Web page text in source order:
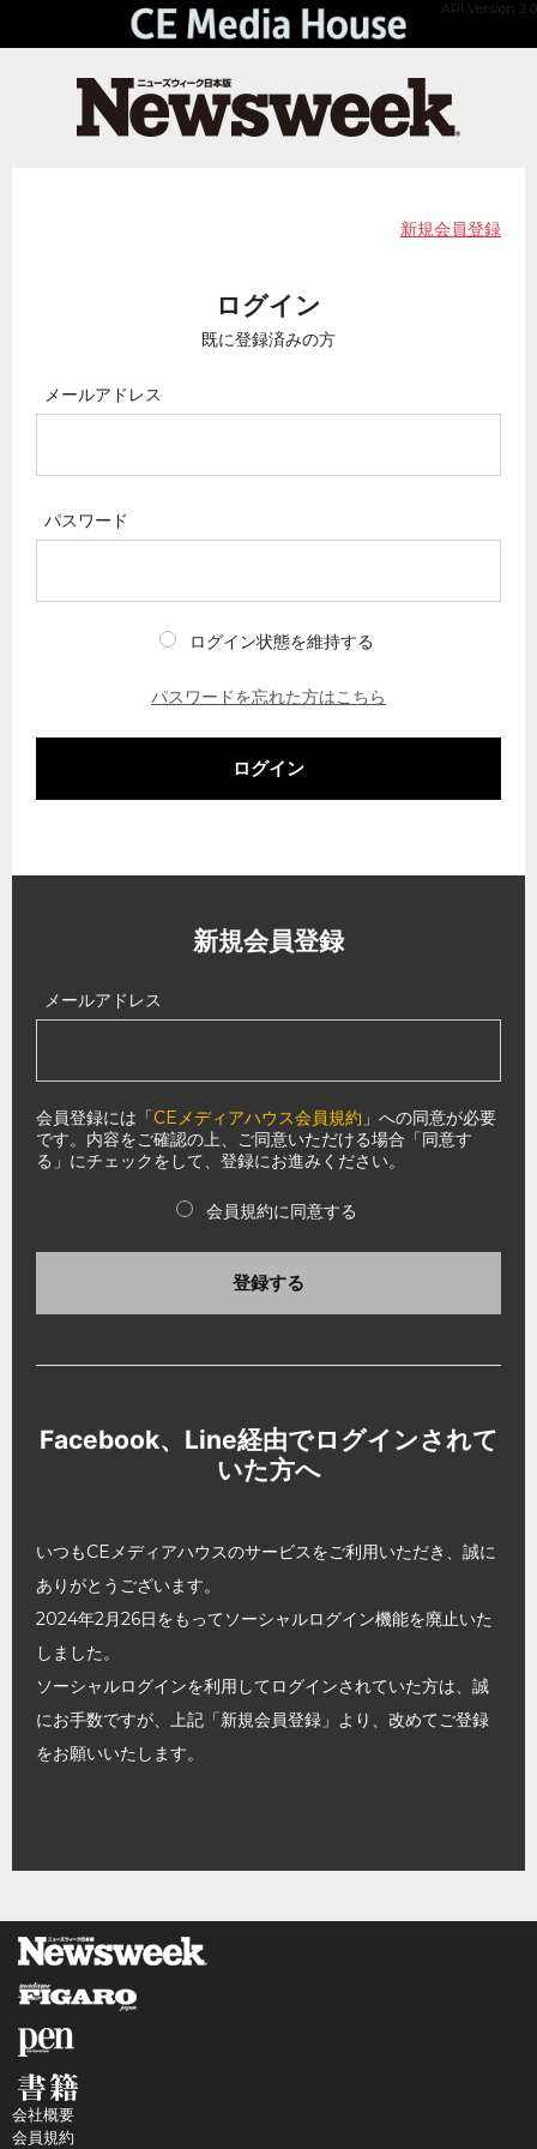
API Version 2.0
新規会員登録
ログイン
既に登録済みの方
メールアドレス
パスワード
ログイン状態を維持する
パスワードを忘れた方はこちら
ログイン
新規会員登録
メールアドレス
会員登録には「CEメディアハウス会員規約 」への同意が必要
です。内容をご確認の上、ご同意いただける場合「同意す
る」にチェックをして、登録にお進みください。
会員規約に同意する
登録する
Facebook、Line経由でログインされて
いた方へ
いつもCEメディアハウスのサービスをご利用いただき、誠に
ありがとうございます。
2024年2月26日をもってソーシャルログイン機能を廃止いた
しました。
ソーシャルログインを利用してログインされていた方は、誠
にお手数ですが、上記「新規会員登録」より、改めてご登録
をお願いいたします。
会社概要
会員規約